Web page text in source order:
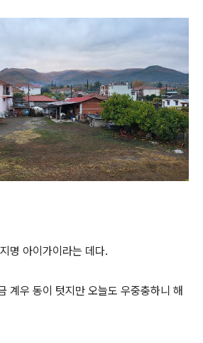
명 아이가이라는 데다.
계우 동이 텃지만 오늘도 우중충하니 해